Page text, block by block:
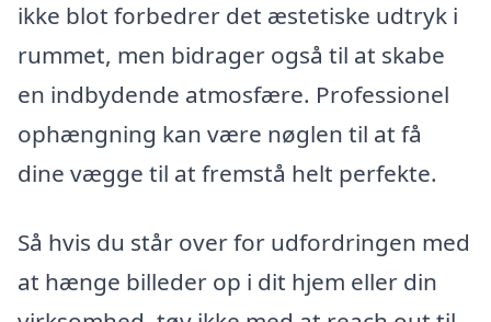
ikke blot forbedrer det æstetiske udtryk i
rummet, men bidrager også til at skabe
en indbydende atmosfære. Professionel
ophængning kan være nøglen til at få
dine vægge til at fremstå helt perfekte.
Så hvis du står over for udfordringen med
at hænge billeder op i dit hjem eller din